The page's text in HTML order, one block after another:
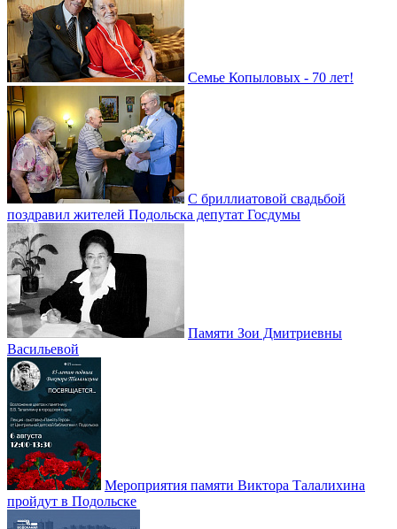
Семье Копыловых - 70 лет!
С бриллиатовой свадьбой
поздравил жителей Подольска депутат Госдумы
Памяти Зои Дмитриевны
Васильевой
Мероприятия памяти Виктора Талалихина
пройдут в Подольске